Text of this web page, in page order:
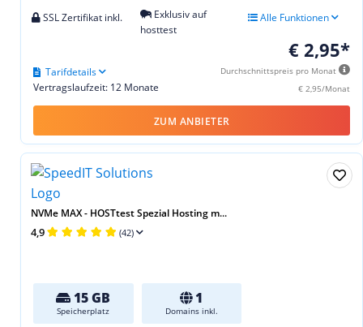
SSL Zertifikat inkl.
Exklusiv auf
hosttest
Alle Funktionen
€ 2,95*
Durchschnittspreis pro Monat
€ 2,95/Monat
Vertragslaufzeit: 12 Monate
Tarifdetails
ZUM ANBIETER
NVMe MAX - HOSTtest Spezial Hosting m...
4,9 (42)
15 GB
Speicherplatz
1
Domains inkl.